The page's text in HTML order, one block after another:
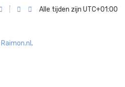
Alle tijden zijn UTC+01:00
Raimon.nl .